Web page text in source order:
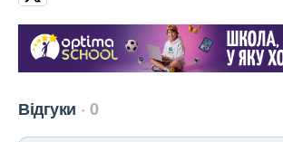
Відгуки 0